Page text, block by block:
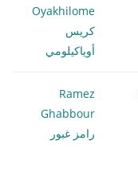
Oyakhilome
كريس
أوياكيلومي
Ramez
Ghabbour
رامز غبور